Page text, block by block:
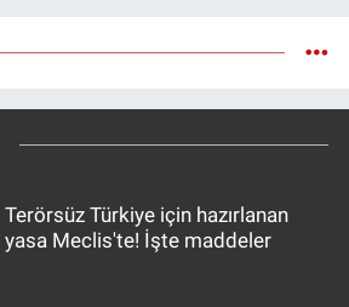
Terörsüz Türkiye için hazırlanan
yasa Meclis'te! İşte maddeler